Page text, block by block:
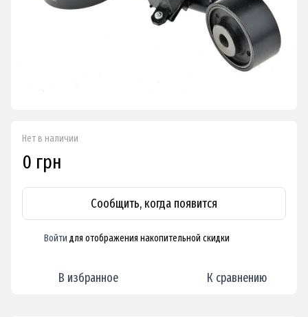
Нет в наличии
0 грн
Сообщить, когда появится
Войти для отображения накопительной скидки
В избранное К сравнению